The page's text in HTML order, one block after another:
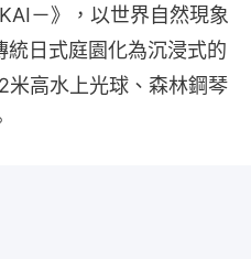
－》，以世界自然現象
日式庭園化為沉浸式的
米高水上光球、森林鋼琴